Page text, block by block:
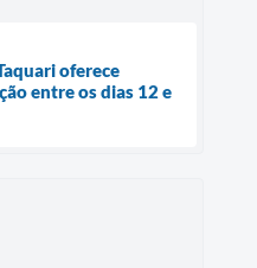
oferece
entre os dias 12 e